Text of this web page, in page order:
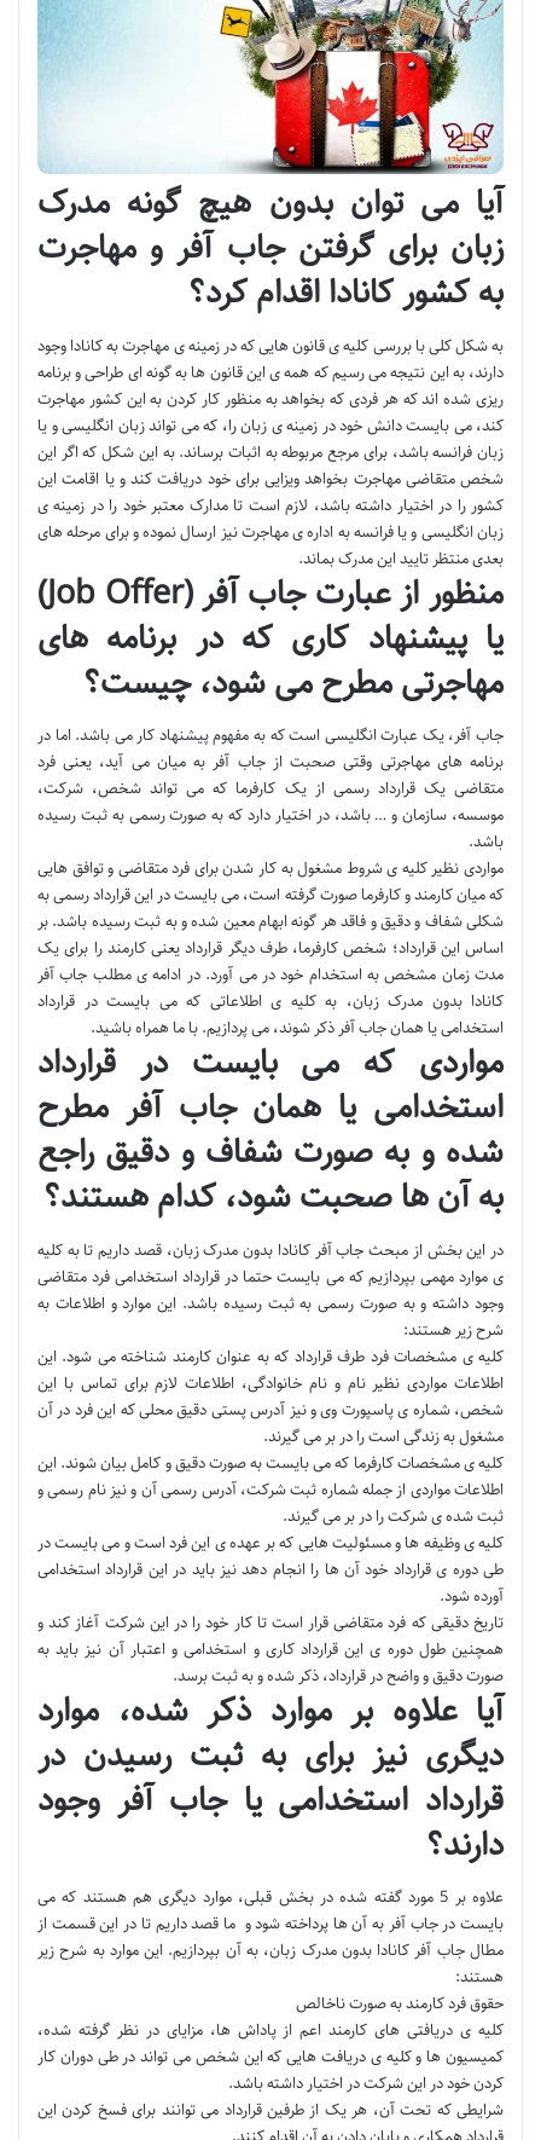
آیا می توان بدون هیچ گونه مدرک
زبان برای گرفتن جاب آفر و مهاجرت
به کشور کانادا اقدام کرد؟
به شکل کلی با بررسی کلیه ی قانون هایی که در زمینه ی مهاجرت به کانادا وجود
دارند، به این نتیجه می رسیم که همه ی این قانون ها به گونه ای طراحی و برنامه
ریزی شده اند که هر فردی که بخواهد به منظور کار کردن به این کشور مهاجرت
کند، می بایست دانش خود در زمینه ی زبان را، که می تواند زبان انگلیسی و یا
زبان فرانسه باشد، برای مرجع مربوطه به اثبات برساند. به این شکل که اگر این
شخص متقاضی مهاجرت بخواهد ویزایی برای خود دریافت کند و یا اقامت این
کشور را در اختیار داشته باشد، لازم است تا مدارک معتبر خود را در زمینه ی
زبان انگلیسی و یا فرانسه به اداره ی مهاجرت نیز ارسال نموده و برای مرحله های
بعدی منتظر تایید این مدرک بماند.
منظور از عبارت جاب آفر (Job Offer)
یا پیشنهاد کاری که در برنامه های
مهاجرتی مطرح می شود، چیست؟
جاب آفر، یک عبارت انگلیسی است که به مفهوم پیشنهاد کار می باشد. اما در
برنامه های مهاجرتی وقتی صحبت از جاب آفر به میان می آید، یعنی فرد
متقاضی یک قرارداد رسمی از یک کارفرما که می تواند شخص، شرکت،
موسسه، سازمان و … باشد، در اختیار دارد که به صورت رسمی به ثبت رسیده
باشد.
مواردی نظیر کلیه ی شروط مشغول به کار شدن برای فرد متقاضی و توافق هایی
که میان کارمند و کارفرما صورت گرفته است، می بایست در این قرارداد رسمی به
شکلی شفاف و دقیق و فاقد هر گونه ابهام معین شده و به ثبت رسیده باشد. بر
اساس این قرارداد؛ شخص کارفرما، طرف دیگر قرارداد یعنی کارمند را برای یک
مدت زمان مشخص به استخدام خود در می آورد. در ادامه ی مطلب جاب آفر
کانادا بدون مدرک زبان‎، به کلیه ی اطلاعاتی که می بایست در قرارداد
استخدامی یا همان جاب آفر ذکر شوند، می پردازیم. با ما همراه باشید.
مواردی که می بایست در قرارداد
استخدامی یا همان جاب آفر مطرح
شده و به صورت شفاف و دقیق راجع
به آن ها صحبت شود، کدام هستند؟
در این بخش از مبحث جاب آفر کانادا بدون مدرک زبان‎، قصد داریم تا به کلیه
ی موارد مهمی بپردازیم که می بایست حتما در قرارداد استخدامی فرد متقاضی
وجود داشته و به صورت رسمی به ثبت رسیده باشد. این موارد و اطلاعات به
شرح زیر هستند:
کلیه ی مشخصات فرد طرف قرارداد که به عنوان کارمند شناخته می شود. این
اطلاعات مواردی نظیر نام و نام خانوادگی، اطلاعات لازم برای تماس با این
شخص، شماره ی پاسپورت وی و نیز آدرس پستی دقیق محلی که این فرد در آن
مشغول به زندگی است را در بر می گیرند.
کلیه ی مشخصات کارفرما که می بایست به صورت دقیق و کامل بیان شوند. این
اطلاعات مواردی از جمله شماره ثبت شرکت، آدرس رسمی آن و نیز نام رسمی و
ثبت شده ی شرکت را در بر می گیرند.
کلیه ی وظیفه ها و مسئولیت هایی که بر عهده ی این فرد است و می بایست در
طی دوره ی قرارداد خود آن ها را انجام دهد نیز باید در این قرارداد استخدامی
آورده شود.
تاریخ دقیقی که فرد متقاضی قرار است تا کار خود را در این شرکت آغاز کند و
همچنین طول دوره ی این قرارداد کاری و استخدامی و اعتبار آن نیز باید به
صورت دقیق و واضح در قرارداد، ذکر شده و به ثبت برسد.
آیا علاوه بر موارد ذکر شده، موارد
دیگری نیز برای به ثبت رسیدن در
قرارداد استخدامی یا جاب آفر وجود
دارند؟
علاوه بر 5 مورد گفته شده در بخش قبلی، موارد دیگری هم هستند که می
بایست در جاب آفر به آن ها پرداخته شود و ما قصد داریم تا در این قسمت از
مطال جاب آفر کانادا بدون مدرک زبان‎، به آن بپردازیم. این موارد به شرح زیر
هستند:
حقوق فرد کارمند به صورت ناخالص
کلیه ی دریافتی های کارمند اعم از پاداش ها، مزایای در نظر گرفته شده،
کمیسیون ها و کلیه ی دریافت هایی که این شخص می تواند در طی دوران کار
کردن خود در این شرکت در اختیار داشته باشد.
شرایطی که تحت آن، هر یک از طرفین قرارداد می توانند برای فسخ کردن این